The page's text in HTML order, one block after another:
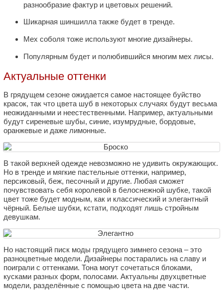
разнообразие фактур и цветовых решений.
Шикарная шиншилла также будет в тренде.
Мех соболя тоже используют многие дизайнеры.
Популярным будет и полюбившийся многим мех лисы.
Актуальные оттенки
В грядущем сезоне ожидается самое настоящее буйство
красок, так что цвета шуб в некоторых случаях будут весьма
неожиданными и неестественными. Например, актуальными
будут сиреневые шубы, синие, изумрудные, бордовые,
оранжевые и даже лимонные.
В такой верхней одежде невозможно не удивить окружающих.
Но в тренде и мягкие пастельные оттенки, например,
персиковый, беж, песочный и другие. Любая сможет
почувствовать себя королевой в белоснежной шубке, такой
цвет тоже будет модным, как и классический и элегантный
чёрный. Белые шубки, кстати, подходят лишь стройным
девушкам.
Но настоящий писк моды грядущего зимнего сезона – это
разноцветные модели. Дизайнеры постарались на славу и
поиграли с оттенками. Тона могут сочетаться блоками,
кусками разных форм, полосами. Актуальны двухцветные
модели, разделённые с помощью цвета на две части.